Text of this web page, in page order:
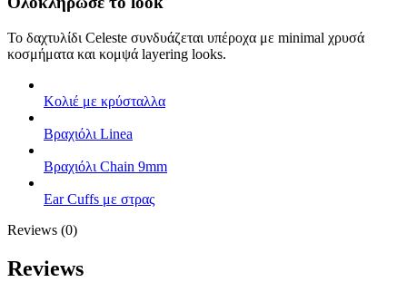
Το δαχτυλίδι Celeste συνδυάζεται υπέροχα με minimal χρυσά
κοσμήματα και κομψά layering looks.
Κολιέ με κρύσταλλα
Βραχιόλι Linea
Βραχιόλι Chain 9mm
Ear Cuffs με στρας
Reviews (0)
Reviews